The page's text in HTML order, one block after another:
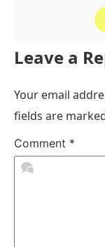
Leave a
Your email
fields are
Comment *